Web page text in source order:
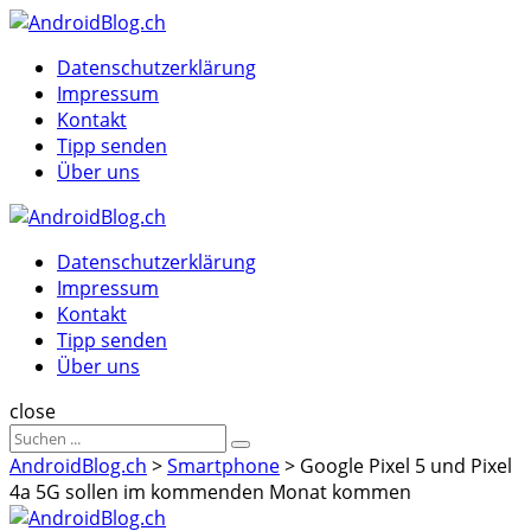
Menu
MenuDatenschutzerklärung
Impressum
Kontakt
Tipp senden
Über uns
Datenschutzerklärung
Impressum
Kontakt
Tipp senden
Über uns
Suche
close
Sucheergebnisse
für
Suche
AndroidBlog.ch >Smartphone> Google Pixel 5 und Pixel
4a 5G sollen im kommenden Monat kommen